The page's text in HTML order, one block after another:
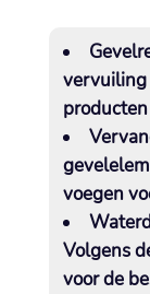
vervuiling
voegen
Volgens
voor de